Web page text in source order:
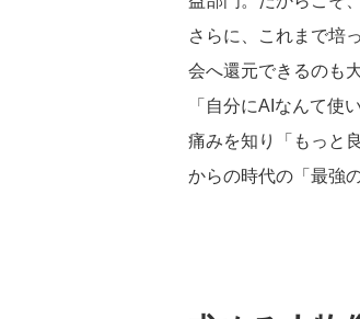
さらに、これまで培
会へ還元できるのも
「自分にAIなんて使
痛みを知り「もっと
からの時代の「最強